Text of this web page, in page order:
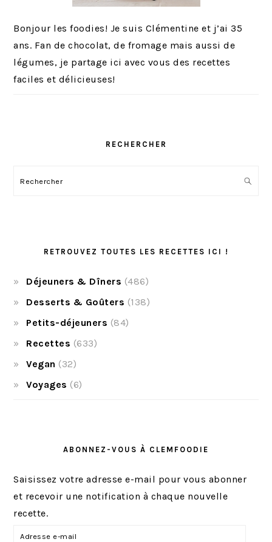
Bonjour les foodies! Je suis Clémentine et j’ai 35
ans. Fan de chocolat, de fromage mais aussi de
légumes, je partage ici avec vous des recettes
faciles et délicieuses!
RECHERCHER
Rechercher
RETROUVEZ TOUTES LES RECETTES ICI !
Déjeuners & Dîners (486)
Desserts & Goûters (138)
Petits-déjeuners (84)
Recettes (633)
Vegan (32)
Voyages (6)
ABONNEZ-VOUS À CLEMFOODIE
Saisissez votre adresse e-mail pour vous abonner
et recevoir une notification à chaque nouvelle
recette.